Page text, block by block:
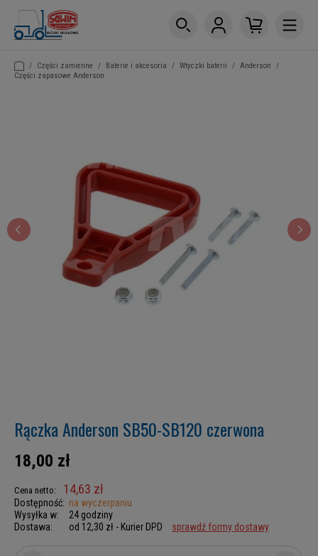
/ Części zamienne / Baterie i akcesoria / Wtyczki baterii / Anderson
/
Części zapasowe Anderson
Rączka Anderson SB50-SB120 czerwona
18,00 zł
Cena netto: 14,63 zł
Dostępność: na wyczerpaniu
Wysyłka w:
24 godziny
Dostawa:
od 12,30 zł - Kurier DPD sprawdź formy dostawy